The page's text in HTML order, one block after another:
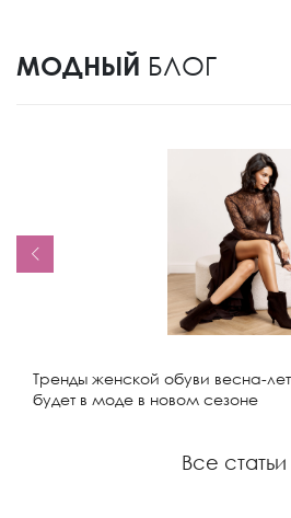
МОДНЫЙ БЛОГ
Тренды женской обуви весна-
будет в моде в новом сезоне
Все статьи